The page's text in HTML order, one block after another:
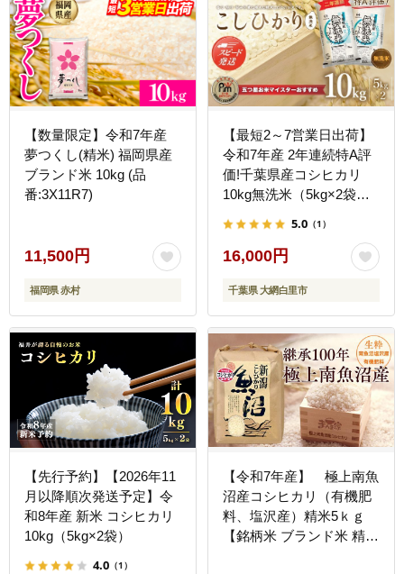
【数量限定】令和7年産
夢つくし(精米) 福岡県産
ブランド米 10kg (品
番:3X11R7)
11,500円
福岡県 赤村
【最短2～7営業日出荷】
令和7年産 2年連続特A評
価!千葉県産コシヒカリ
10kg無洗米（5kg×2袋）
5.0 （1）
16,000円
千葉県 大網白里市
【先行予約】【2026年11
月以降順次発送予定】令
和8年産 新米 コシヒカリ
10kg（5kg×2袋）
4.0 （1）
【令和7年産】 極上南魚
沼産コシヒカリ（有機肥
料、塩沢産）精米5ｋｇ
【銘柄米 ブランド米 精米